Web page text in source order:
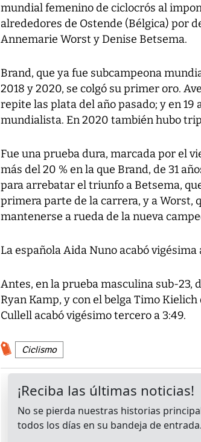
mundial femenino de ciclocrós al
alrededores de Ostende (Bélgica) por
Annemarie Worst y Denise Betsema.
Brand, que ya fue subcampeona
2018 y 2020, se colgó su primer oro.
repite las plata del año pasado; y en
mundialista. En 2020 también hubo
Fue una prueba dura, marcada por el
más del 20 % en la que Brand, de 31
para arrebatar el triunfo a Betsema,
primera parte de la carrera, y a Worst,
mantenerse a rueda de la nueva
La española Aida Nuno acabó
Antes, en la prueba masculina sub-23,
Ryan Kamp, y con el belga Timo
Cullell acabó vigésimo tercero a 3:49.
Ciclismo